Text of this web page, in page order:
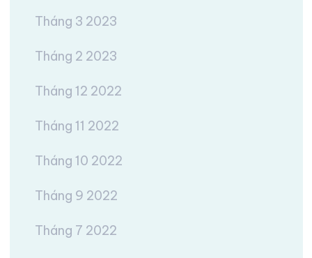
Tháng 3 2023
Tháng 2 2023
Tháng 12 2022
Tháng 11 2022
Tháng 10 2022
Tháng 9 2022
Tháng 7 2022